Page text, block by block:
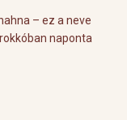
– ez a neve
naponta